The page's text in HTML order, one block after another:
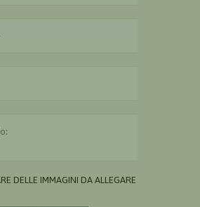
DELLE IMMAGINI DA ALLEGARE AL